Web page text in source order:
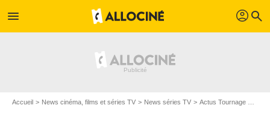
menu profil search
Accueil News cinéma, films et séries TV News séries TV Actus Tournage Séries TV